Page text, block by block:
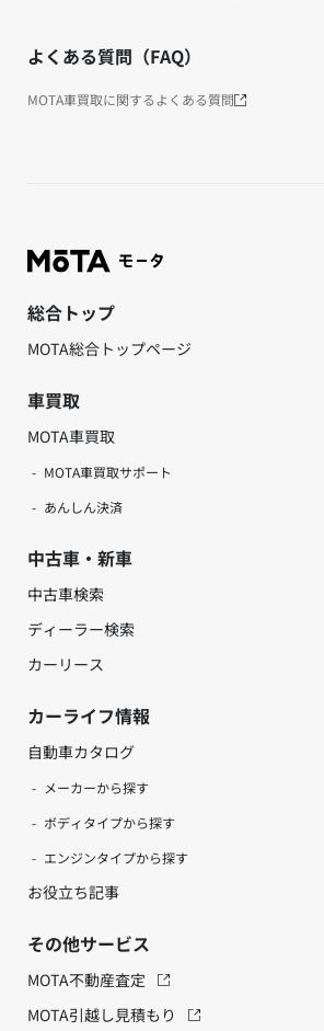
よくある質問（FAQ）
MOTA車買取に関するよくある質問
総合トップ
MOTA総合トップページ
車買取
MOTA車買取
MOTA車買取サポート
あんしん決済
中古車・新車
中古車検索
ディーラー検索
カーリース
カーライフ情報
自動車カタログ
メーカーから探す
ボディタイプから探す
エンジンタイプから探す
お役立ち記事
その他サービス
MOTA不動産査定
MOTA引越し見積もり